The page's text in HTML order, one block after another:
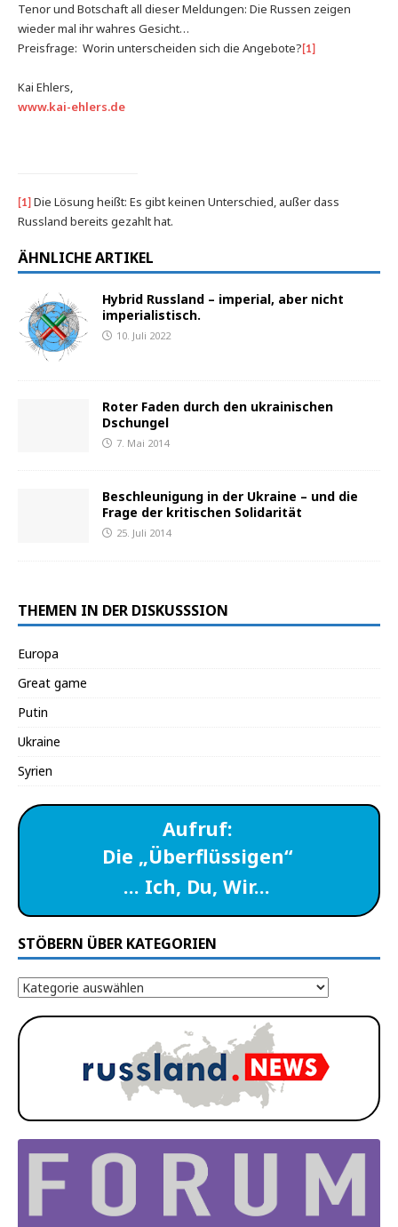
Tenor und Botschaft all dieser Meldungen: Die Russen zeigen
wieder mal ihr wahres Gesicht…
Preisfrage: Worin unterscheiden sich die Angebote? [1]
Kai Ehlers,
www.kai-ehlers.de
[1]
Die Lösung heißt: Es gibt keinen Unterschied, außer dass
Russland bereits gezahlt hat.
ÄHNLICHE ARTIKEL
Hybrid Russland – imperial, aber nicht
imperialistisch.
10. Juli 2022
Roter Faden durch den ukrainischen
Dschungel
7. Mai 2014
Beschleunigung in der Ukraine – und die
Frage der kritischen Solidarität
25. Juli 2014
THEMEN IN DER DISKUSSSION
Europa
Great game
Putin
Ukraine
Syrien
Aufruf:
Die „Überflüssigen“
… Ich, Du, Wir…
STÖBERN ÜBER KATEGORIEN